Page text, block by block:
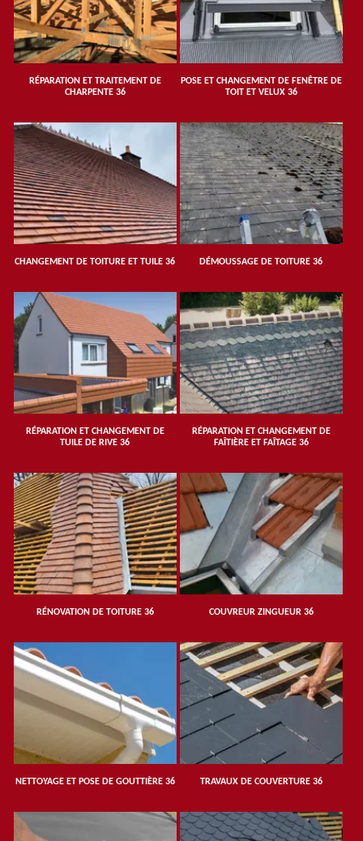
RÉPARATION ET TRAITEMENT DE
CHARPENTE 36
POSE ET CHANGEMENT DE FENÊTRE DE
TOIT ET VELUX 36
CHANGEMENT DE TOITURE ET TUILE 36 DÉMOUSSAGE DE TOITURE 36
RÉPARATION ET CHANGEMENT DE
TUILE DE RIVE 36
RÉPARATION ET CHANGEMENT DE
FAÎTIÈRE ET FAÎTAGE 36
RÉNOVATION DE TOITURE 36 COUVREUR ZINGUEUR 36
NETTOYAGE ET POSE DE GOUTTIÈRE 36 TRAVAUX DE COUVERTURE 36